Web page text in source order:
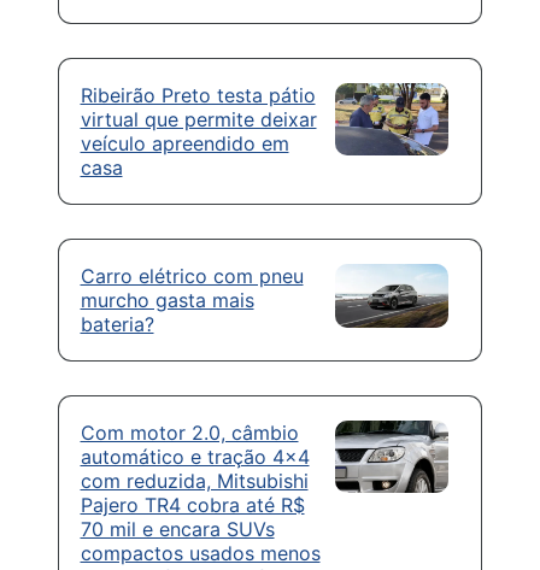
Ribeirão Preto testa pátio
virtual que permite deixar
veículo apreendido em
casa
Carro elétrico com pneu
murcho gasta mais
bateria?
Com motor 2.0, câmbio
automático e tração 4×4
com reduzida, Mitsubishi
Pajero TR4 cobra até R$
70 mil e encara SUVs
compactos usados menos